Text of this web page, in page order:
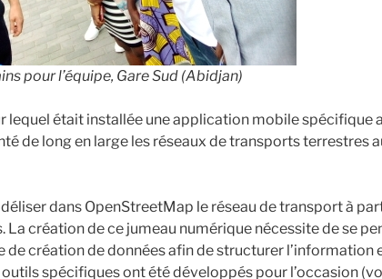
pour l’équipe, Gare Sud (Abidjan)
lequel était installée une application mobile spécifique
de long en large les réseaux de transports terrestres
dans OpenStreetMap le réseau de transport à
La création de ce jumeau numérique nécessite de se
de création de données afin de structurer l’information
spécifiques ont été développés pour l’occasion